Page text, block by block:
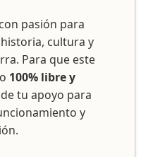
pasión para
cultura y
Para que este
100% libre y
tu apoyo para
y